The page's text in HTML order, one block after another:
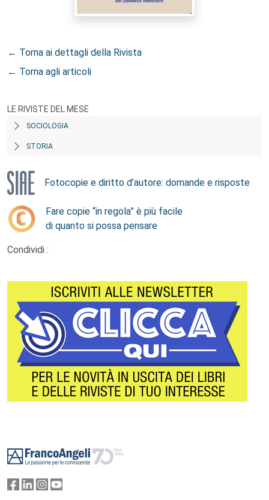
← Torna ai dettagli della Rivista
← Torna agli articoli
LE RIVISTE DEL MESE
SOCIOLOGIA
STORIA
Fotocopie e diritto d’autore: domande e risposte
Fare copie “in regola” è più facile
di quanto si possa pensare
Condividi :